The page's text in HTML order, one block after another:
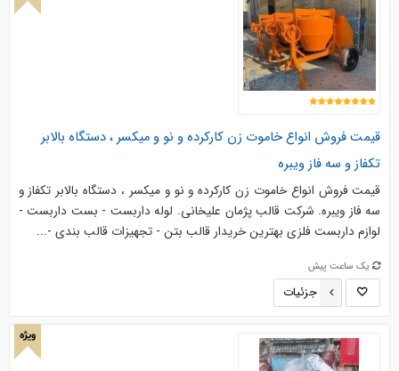
قیمت فروش انواع خاموت زن کارکرده و نو و میکسر ، دستگاه بالابر
تکفاز و سه‌ فاز ویبره
قیمت فروش انواع خاموت زن کارکرده و نو و میکسر ، دستگاه بالابر تکفاز و
سه‌ فاز ویبره. شرکت قالب پژمان علیخانی. لوله داربست - بست داربست -
لوازم داربست فلزی بهترین خریدار قالب بتن - تجهیزات قالب بندی -...
یک ساعت پیش
جزئیات
ویژه